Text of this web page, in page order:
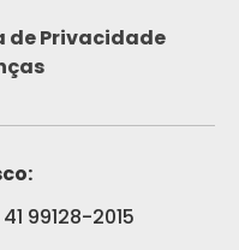
de Privacidade
41 99128-2015